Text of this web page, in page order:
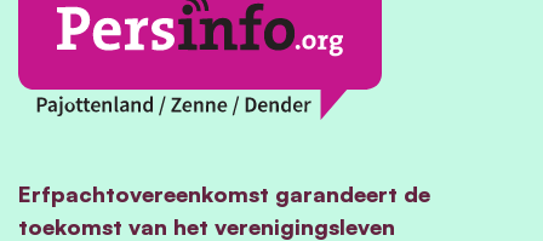
Erfpachtovereenkomst garandeert de
toekomst van het verenigingsleven